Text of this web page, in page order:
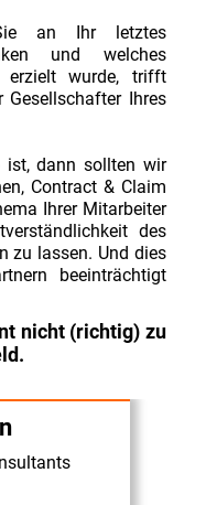
an Ihr letztes
und welches
erzielt wurde, trifft
Ihres
ist, dann sollten wir
Contract & Claim
Ihrer Mitarbeiter
des
zu lassen. Und dies
beeinträchtigt
nicht (richtig) zu